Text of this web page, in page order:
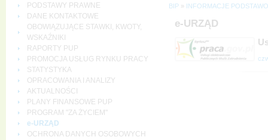
PODSTAWY PRAWNE
DANE KONTAKTOWE
OBOWIĄZUJĄCE STAWKI, KWOTY,
WSKAŹNIKI
RAPORTY PUP
PROMOCJA USŁUG RYNKU PRACY
STATYSTYKA
OPRACOWANIA I ANALIZY
AKTUALNOŚCI
PLANY FINANSOWE PUP
PROGRAM "ZA ŻYCIEM"
e-URZĄD
OCHRONA DANYCH OSOBOWYCH
BIP » INFORMACJE
e-URZĄD